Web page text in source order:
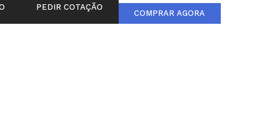
PEDIR COTAÇÃO
COMPRAR AGORA